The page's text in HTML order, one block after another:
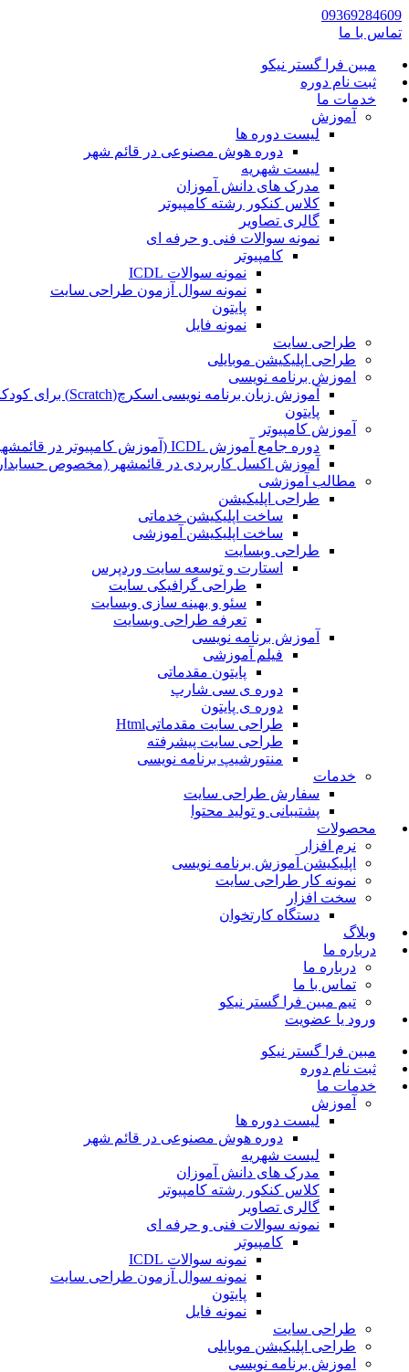
09369284609
تماس با ما
مبین فرا گستر نیکو
ثبت نام دوره
خدمات ما
آموزش
لیست دوره ها
دوره هوش مصنوعی در قائم شهر
لیست شهریه
مدرک های دانش آموزان
کلاس کنکور رشته کامپیوتر
گالری تصاویر
نمونه سوالات فنی و حرفه ای
کامپیوتر
نمونه سوالات ICDL
نمونه سوال آزمون طراحی سایت
پایتون
نمونه فایل
طراحی سایت
طراحی اپلیکیشن موبایلی
اموزش برنامه نویسی
آموزش زبان برنامه نویسی اسکرچ(Scratch) برای کودکان
پایتون
آموزش کامپیوتر
دوره جامع آموزش ICDL (آموزش کامپیوتر در قائمشهر)
آموزش اکسل کاربردی در قائمشهر (مخصوص
مطالب آموزشی
طراحی اپلیکیشن
ساخت اپلیکیشن خدماتی
ساخت اپلیکیشن آموزشی
طراحی وبسایت
استارت و توسعه سایت وردپرس
طراحی گرافیکی سایت
سئو و بهینه سازی وبسایت
تعرفه طراحی وبسایت
آموزش برنامه نویسی
فیلم آموزشی
پایتون مقدماتی
دوره ی سی شارپ
دوره ی پایتون
طراحی سایت مقدماتیHtml
طراحی سایت پیشرفته
منتورشیپ برنامه نویسی
خدمات
سفارش طراحی سایت
پشتیبانی و تولید محتوا
محصولات
نرم افزار
اپلیکیشن آموزش برنامه نویسی
نمونه کار طراحی سایت
سخت افزار
دستگاه کارتخوان
وبلاگ
درباره ما
درباره ما
تماس با ما
تیم مبین فرا گستر نیکو
ورود یا عضویت
مبین فرا گستر نیکو
ثبت نام دوره
خدمات ما
آموزش
لیست دوره ها
دوره هوش مصنوعی در قائم شهر
لیست شهریه
مدرک های دانش آموزان
کلاس کنکور رشته کامپیوتر
گالری تصاویر
نمونه سوالات فنی و حرفه ای
کامپیوتر
نمونه سوالات ICDL
نمونه سوال آزمون طراحی سایت
پایتون
نمونه فایل
طراحی سایت
طراحی اپلیکیشن موبایلی
اموزش برنامه نویسی